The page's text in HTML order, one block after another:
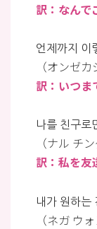
訳：なんで
언제까지 이
（オンゼ
訳：いつま
나를 친구로
（ナル チ
訳：私を友
내가 원하는
（ネガ ウ